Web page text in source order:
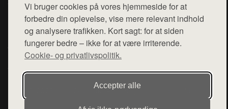
Vi bruger cookies på vores hjemmeside for at
forbedre din oplevelse, vise mere relevant indhold
og analysere trafikken. Kort sagt: for at siden
fungerer bedre – ikke for at være irriterende.
Cookie- og privatlivspolitik.
Accepter alle
Denne side er en del af want.dk, der udgiver en række
hjemmesider med præsentation af forskellige produkter fra
diverse webshops. Der sælges ikke varer fra denne side - vi
henviser til de shops, som sælger varen. Vi har heller ikke
varerne på lager.
© 2026 trend2kids.dk. Alle rettigheder forbeholdes.